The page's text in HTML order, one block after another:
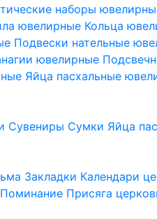
наборы
ювелирные Кольца
Подвески нательные
ювелирные
Яйца пасхальные
Сувениры Сумки Яйца
Закладки Календари
Поминание Присяга